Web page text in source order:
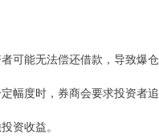
可能无法偿还借款，导致爆仓
幅度时，券商会要求投资者
资收益。